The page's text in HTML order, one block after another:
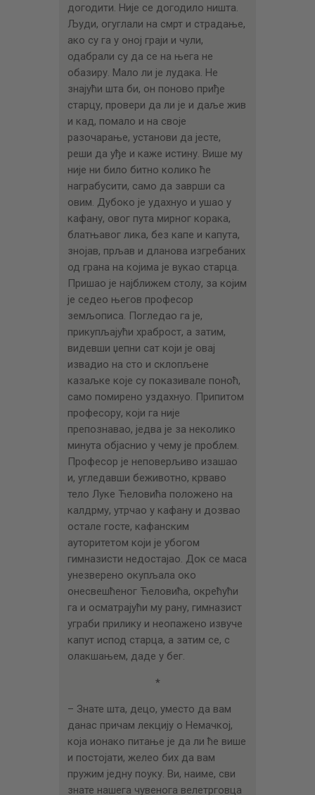
догодити. Није се догодило ништа.
Људи, огуглали на смрт и страдање,
ако су га у оној граји и чули,
одабрали су да се на њега не
обазиру. Мало ли је лудака. Не
знајући шта би, он поново приђе
старцу, провери да ли је и даље жив
и кад, помало и на своје
разочарање, установи да јесте,
реши да уђе и каже истину. Више му
није ни било битно колико ће
награбусити, само да заврши са
овим. Дубоко је удахнуо и ушао у
кафану, овог пута мирног корака,
блатњавог лика, без капе и капута,
знојав, прљав и дланова изгребаних
од грана на којима је вукао старца.
Пришао је најближем столу, за којим
је седео његов професор
земљописа. Погледао га је,
прикупљајући храброст, а затим,
видевши џепни сат који је овај
извадио на сто и склопљене
казаљке које су показивале поноћ,
само помирено уздахнуо. Припитом
професору, који га није
препознавао, једва је за неколико
минута објаснио у чему је проблем.
Професор је неповерљиво изашао
и, угледавши беживотно, крваво
тело Луке Ћеловића положено на
калдрму, утрчао у кафану и дозвао
остале госте, кафанским
ауторитетом који је убогом
гимназисти недостајао. Док се маса
унезверено окупљала око
онесвешћеног Ћеловића, окрећући
га и осматрајући му рану, гимназист
уграби прилику и неопажено извуче
капут испод старца, а затим се, с
олакшањем, даде у бег.
*
– Знате шта, децо, уместо да вам
данас причам лекцију о Немачкој,
која ионако питање је да ли ће више
и постојати, желео бих да вам
пружим једну поуку. Ви, наиме, сви
знате нашега чувенога велетрговца